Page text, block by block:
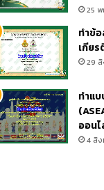
25
ทำข้
เกีย
29
ทำแ
ออน
4 สิ